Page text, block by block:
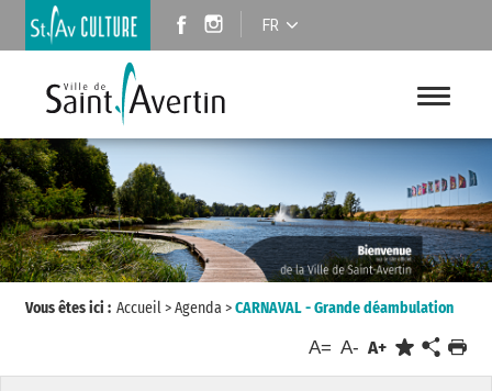
FR
Vous êtes ici : Accueil>Agenda>CARNAVAL - Grande déambulation
A= A- A+